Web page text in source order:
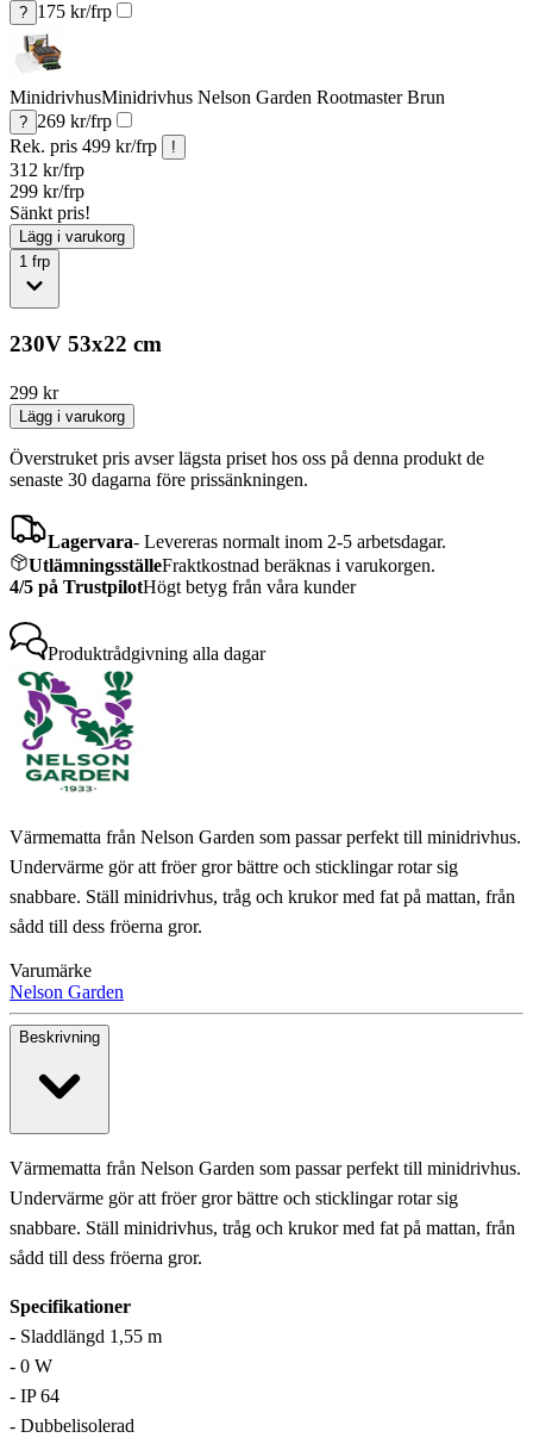
? 175 kr/frp
MinidrivhusMinidrivhus Nelson Garden Rootmaster Brun
? 269 kr/frp
Rek. pris 499 kr/frp !
312 kr/frp
299 kr/frp
Sänkt pris!
Lägg i varukorg
1 frp
230V 53x22 cm
299 kr
Lägg i varukorg
Överstruket pris avser lägsta priset hos oss på denna produkt de
senaste 30 dagarna före prissänkningen.
Lagervara- Levereras normalt inom 2-5 arbetsdagar.
UtlämningsställeFraktkostnad beräknas i varukorgen.
4/5 på TrustpilotHögt betyg från våra kunder
Produktrådgivning alla dagar
Värmematta från Nelson Garden som passar perfekt till minidrivhus.
Undervärme gör att fröer gror bättre och sticklingar rotar sig
snabbare. Ställ minidrivhus, tråg och krukor med fat på mattan, från
sådd till dess fröerna gror.
Varumärke
Nelson Garden
Beskrivning
Värmematta från Nelson Garden som passar perfekt till minidrivhus.
Undervärme gör att fröer gror bättre och sticklingar rotar sig
snabbare. Ställ minidrivhus, tråg och krukor med fat på mattan, från
sådd till dess fröerna gror.
Specifikationer
- Sladdlängd 1,55 m
- 0 W
- IP 64
- Dubbelisolerad